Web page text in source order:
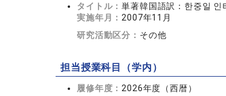
タイトル：単著韓国語訳：한중일 인
実施年月： 2007年11月
研究活動区分： その他
担当授業科目（学内）
履修年度： 2026年度（西暦）